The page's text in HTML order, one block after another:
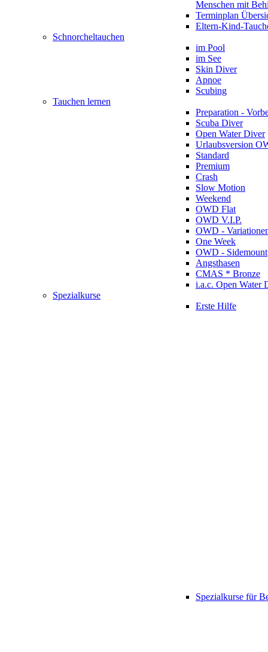
Menschen mit
Terminplan
Eltern-Kind-
Schnorcheltauchen
im Pool
im See
Skin Diver
Apnoe
Scubing
Tauchen lernen
Preparation -
Scuba Diver
Open Water Diver
Urlaubsversion
Standard
Premium
Crash
Slow Motion
Weekend
OWD Flat
OWD V.I.P.
OWD -
One Week
OWD - Sidemount
Angsthasen
CMAS * Bronze
i.a.c. Open Water
Spezialkurse
Erste Hilfe
Spezialkurse für